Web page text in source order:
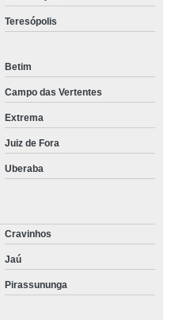
Teresópolis
Betim
Campo das Vertentes
Extrema
Juiz de Fora
Uberaba
Cravinhos
Jaú
Pirassununga